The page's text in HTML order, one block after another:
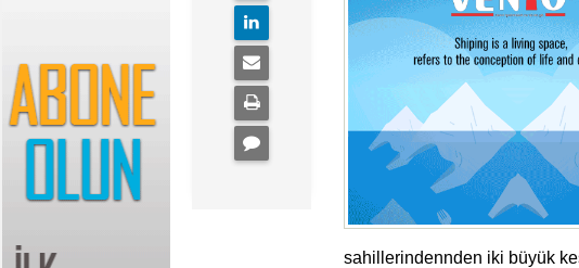
sahillerindennden iki büyük